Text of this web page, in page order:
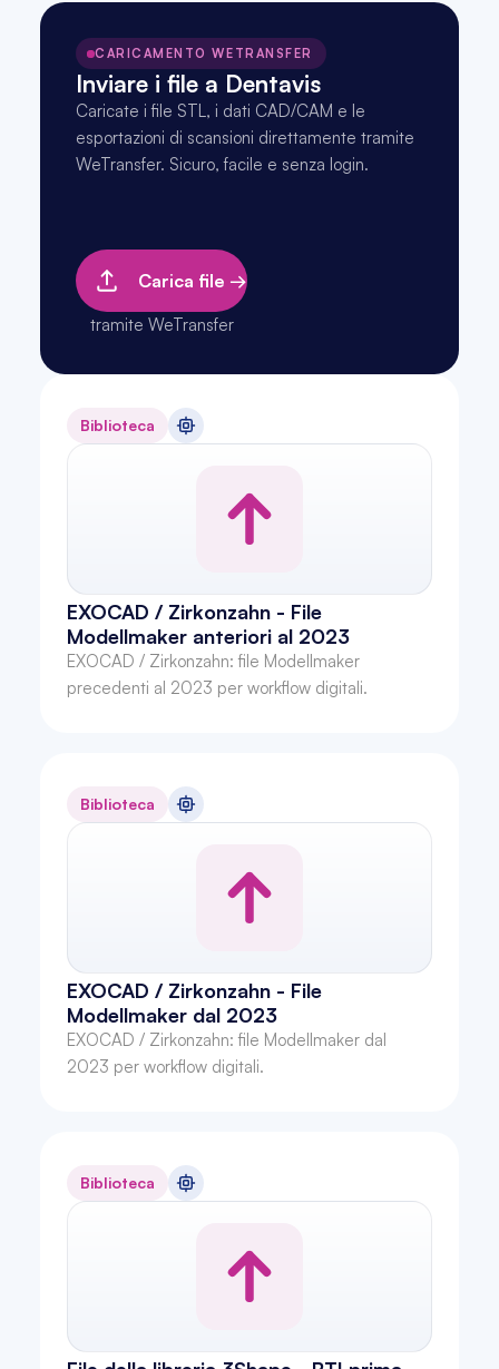
CARICAMENTO WETRANSFER
Inviare i file a Dentavis
Caricate i file STL, i dati CAD/CAM e le
esportazioni di scansioni direttamente tramite
WeTransfer. Sicuro, facile e senza login.
Carica file →
tramite WeTransfer
Biblioteca
EXOCAD / Zirkonzahn - File
Modellmaker anteriori al 2023
EXOCAD / Zirkonzahn: file Modellmaker
precedenti al 2023 per workflow digitali.
Biblioteca
EXOCAD / Zirkonzahn - File
Modellmaker dal 2023
EXOCAD / Zirkonzahn: file Modellmaker dal
2023 per workflow digitali.
Biblioteca